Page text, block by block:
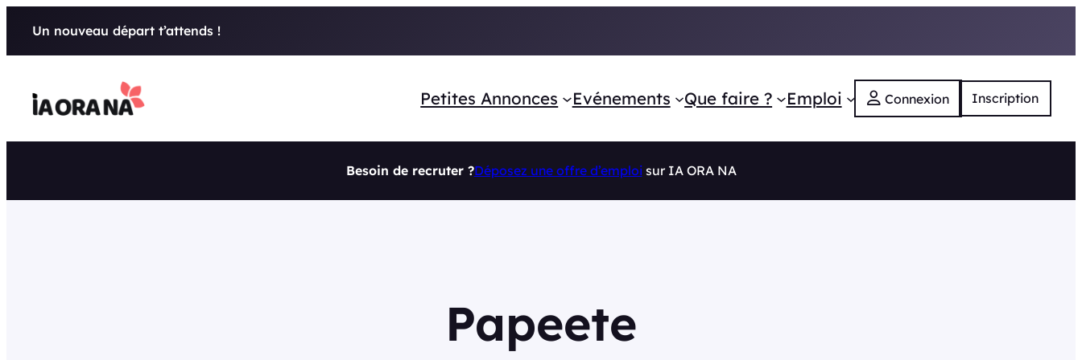
Un nouveau départ t’attends !
Petites Annonces Evénements Que faire ? Emploi Connexion Inscription
Besoin de recruter ?Déposez une offre d’emploisur IA ORA NA
Papeete